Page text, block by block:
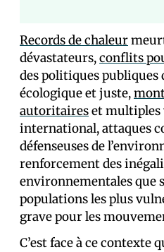
Records de chaleur
dévastateurs,conflits
des politiques
écologique et juste,
autoritaireset
international, attaques
défenseuses de
renforcement des
environnementales que
populations les plus
grave pour les
C’est face à ce contexte